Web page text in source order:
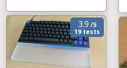
3.9 /5
19 tests